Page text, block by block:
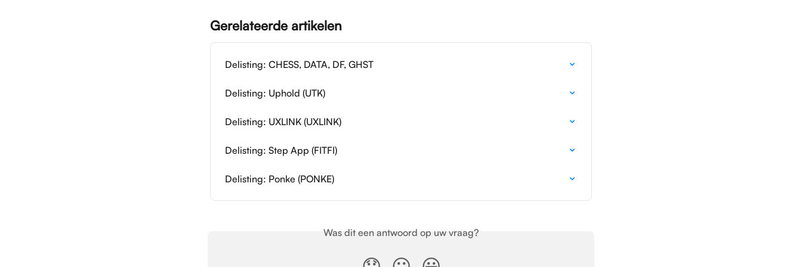
Gerelateerde artikelen
Delisting: CHESS, DATA, DF, GHST
Delisting: Uphold (UTK)
Delisting: UXLINK (UXLINK)
Delisting: Step App (FITFI)
Delisting: Ponke (PONKE)
Was dit een antwoord op uw vraag?